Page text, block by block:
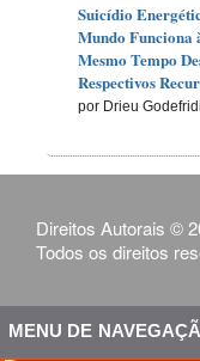
Suicídio
Mundo Funciona
Mesmo Tempo
Respectivos
por Drieu Godefridi
Direitos Autorais ©
Todos os direitos
MENU DE